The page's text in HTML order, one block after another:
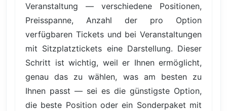
Veranstaltung — verschiedene Positionen,
Preisspanne, Anzahl der pro Option
verfügbaren Tickets und bei Veranstaltungen
mit Sitzplatztickets eine Darstellung. Dieser
Schritt ist wichtig, weil er Ihnen ermöglicht,
genau das zu wählen, was am besten zu
Ihnen passt — sei es die günstigste Option,
die beste Position oder ein Sonderpaket mit